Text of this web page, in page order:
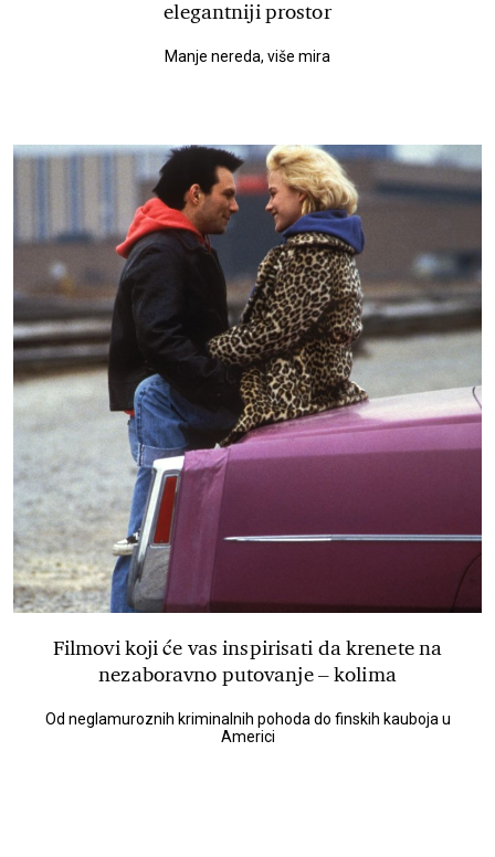
elegantniji prostor
Manje nereda, više mira
Filmovi koji će vas inspirisati da krenete na
nezaboravno putovanje – kolima
Od neglamuroznih kriminalnih pohoda do finskih kauboja u
Americi